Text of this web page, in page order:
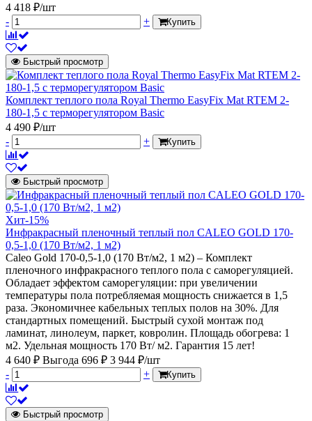
4 418 ₽/шт
-
+ Купить
Быстрый просмотр
Комплект теплого пола Royal Thermo EasyFix Mat RTEM 2-
180-1,5 с терморегулятором Basic
4 490 ₽/шт
-
+ Купить
Быстрый просмотр
Хит-15%
Инфракрасный пленочный теплый пол CALEO GOLD 170-
0,5-1,0 (170 Вт/м2, 1 м2)
Caleo Gold 170-0,5-1,0 (170 Вт/м2, 1 м2) – Комплект
пленочного инфракрасного теплого пола с саморегуляцией.
Обладает эффектом саморегуляции: при увеличении
температуры пола потребляемая мощность снижается в 1,5
раза. Экономичнее кабельных теплых полов на 30%. Для
стандартных помещений. Быстрый сухой монтаж под
ламинат, линолеум, паркет, ковролин. Площадь обогрева: 1
м2. Удельная мощность 170 Вт/ м2. Гарантия 15 лет!
4 640 ₽ Выгода 696 ₽ 3 944 ₽/шт
-
+ Купить
Быстрый просмотр